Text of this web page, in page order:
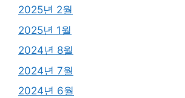
2025년 2월
2025년 1월
2024년 8월
2024년 7월
2024년 6월